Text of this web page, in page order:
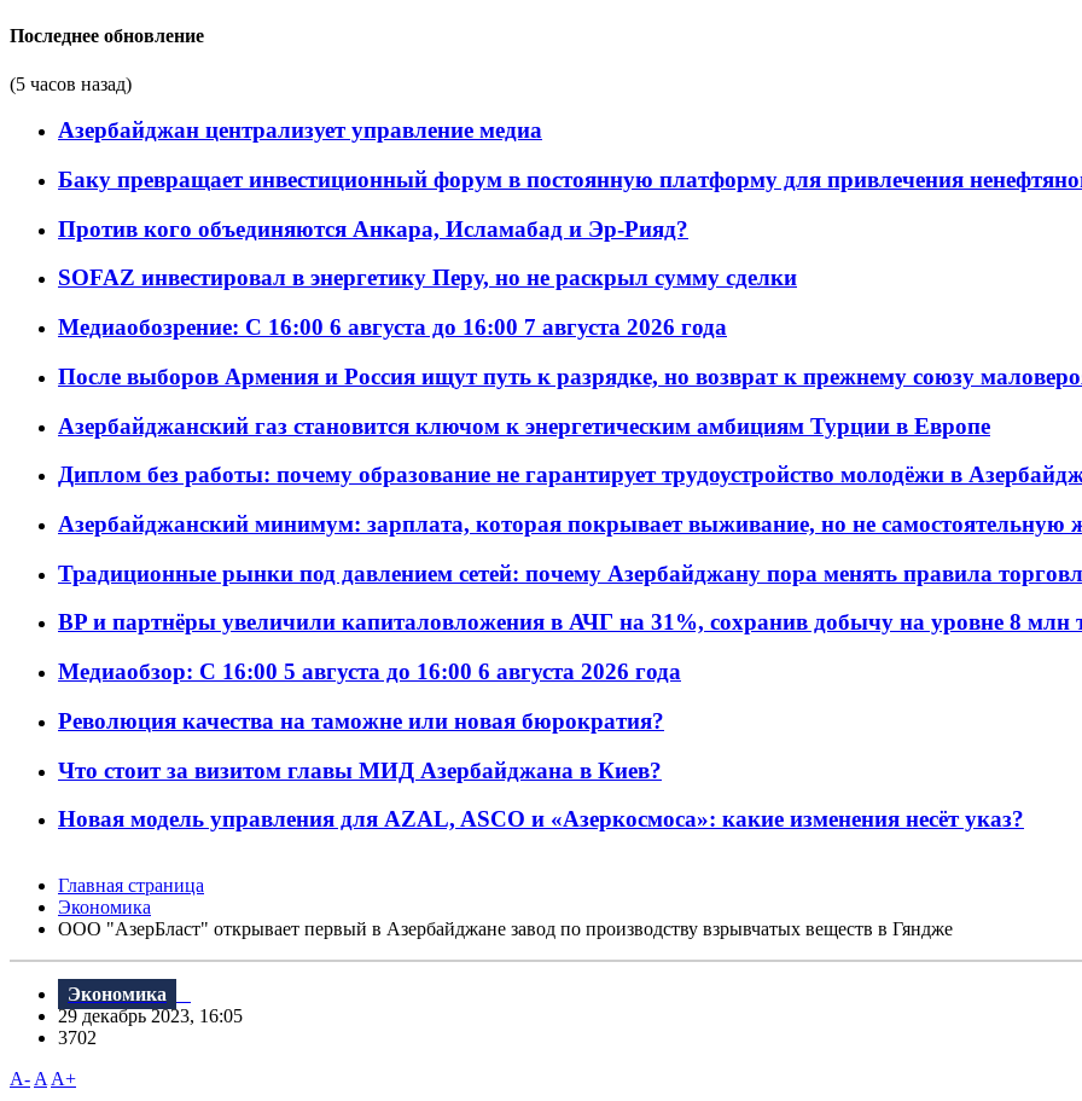
Последнее обновление
(5 часов назад)
Азербайджан централизует управление медиа
Баку превращает инвестиционный форум в постоянную платформу для привлечения
Против кого объединяются Анкара, Исламабад и Эр-Рияд?
SOFAZ инвестировал в энергетику Перу, но не раскрыл сумму сделки
Медиаобозрение: С 16:00 6 августа до 16:00 7 августа 2026 года
После выборов Армения и Россия ищут путь к разрядке, но возврат к прежнему союзу
Азербайджанский газ становится ключом к энергетическим амбициям Турции в Европе
Диплом без работы: почему образование не гарантирует трудоустройство молодёжи в
Азербайджанский минимум: зарплата, которая покрывает выживание, но не самостоятельную
Традиционные рынки под давлением сетей: почему Азербайджану пора менять правила
BP и партнёры увеличили капиталовложения в АЧГ на 31%, сохранив добычу на уровне 8 млн
Медиаобзор: С 16:00 5 августа до 16:00 6 августа 2026 года
Революция качества на таможне или новая бюрократия?
Что стоит за визитом главы МИД Азербайджана в Киев?
Новая модель управления для AZAL, ASCO и «Азеркосмоса»: какие изменения несёт указ?
Главная страница
Экономика
ООО "АзерБласт" открывает первый в Азербайджане завод по производству взрывчатых веществ в Гяндже
Экономика
29 декабрь 2023, 16:05
3702
A- A A+